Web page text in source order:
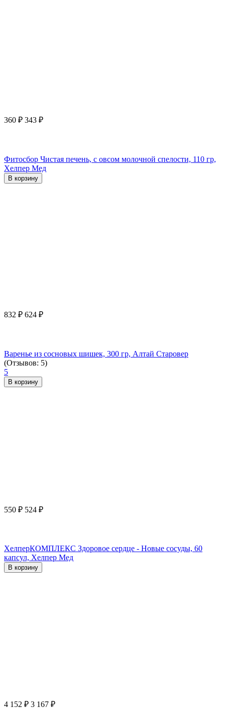
360 ₽ 343 ₽
Фитосбор Чистая печень, с овсом молочной спелости, 110 гр,
Хелпер Мед
В корзину
832 ₽ 624 ₽
Варенье из сосновых шишек, 300 гр, Алтай Старовер
(Отзывов: 5)
5
В корзину
550 ₽ 524 ₽
ХелперКОМПЛЕКС Здоровое сердце - Новые сосуды, 60
капсул, Хелпер Мед
В корзину
4 152 ₽ 3 167 ₽